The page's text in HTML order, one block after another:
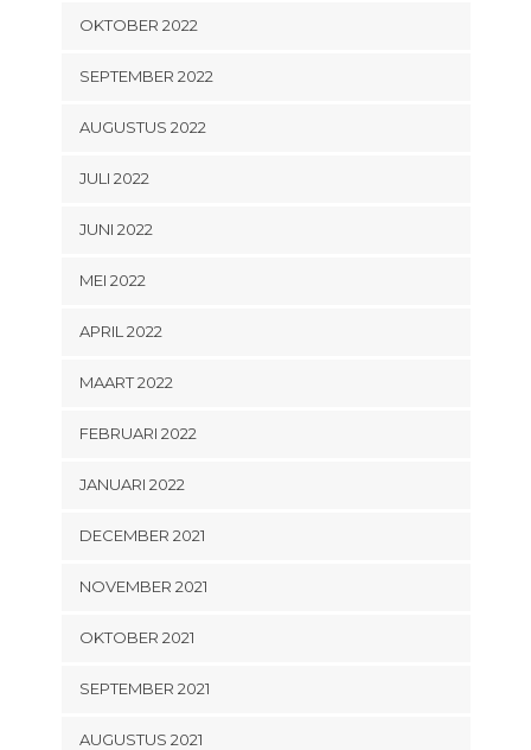
OKTOBER 2022
SEPTEMBER 2022
AUGUSTUS 2022
JULI 2022
JUNI 2022
MEI 2022
APRIL 2022
MAART 2022
FEBRUARI 2022
JANUARI 2022
DECEMBER 2021
NOVEMBER 2021
OKTOBER 2021
SEPTEMBER 2021
AUGUSTUS 2021